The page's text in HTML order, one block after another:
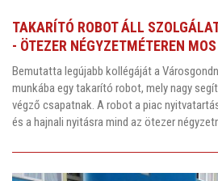
TAKARÍTÓ ROBOT ÁLL
- ÖTEZER NÉGYZETMÉTEREN
Bemutatta legújabb kollégáját a
munkába egy takarító robot, mely nagy
végző csapatnak. A robot a piac
és a hajnali nyitásra mind az ötezer